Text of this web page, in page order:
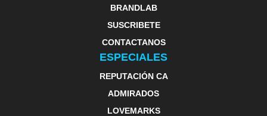
BRANDLAB
SUSCRIBETE
CONTACTANOS
ESPECIALES
REPUTACIÓN CA
ADMIRADOS
LOVEMARKS